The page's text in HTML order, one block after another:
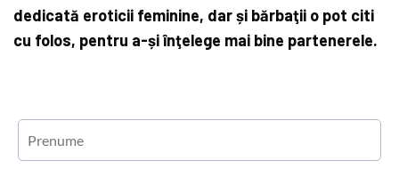
dedicată eroticii feminine, dar și bărbaţii o pot citi
cu folos, pentru a-și înţelege mai bine partenerele.